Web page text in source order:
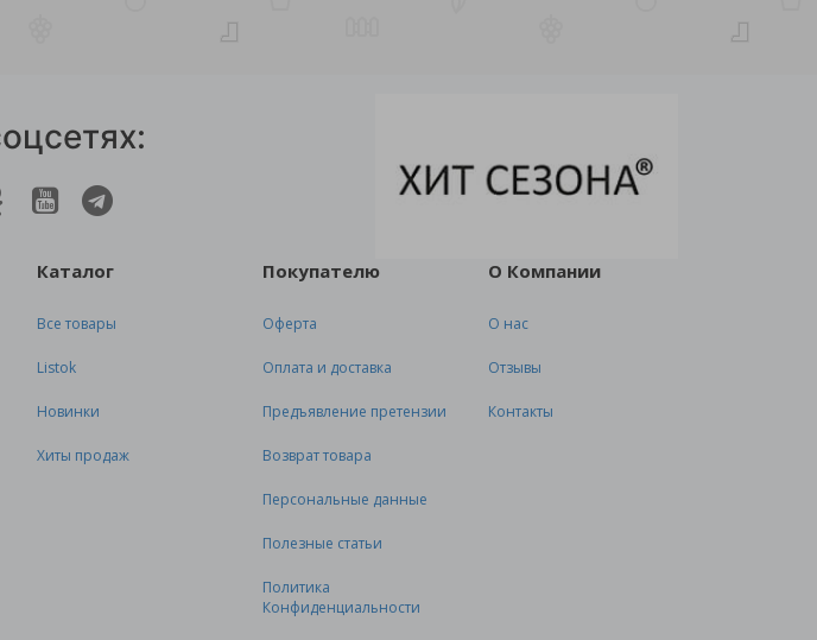
Каталог
Все товары
Listok
Новинки
Хиты продаж
Покупателю
Оферта
Оплата и доставка
Предъявление претензии
Возврат товара
Персональные данные
Полезные статьи
Политика
Конфиденциальности
О Компании
О нас
Отзывы
Контакты